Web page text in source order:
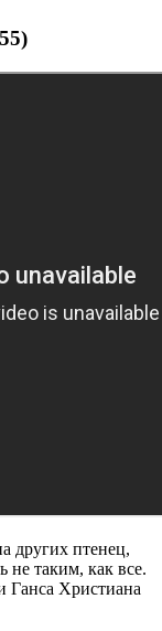
других птенец,
не таким, как все.
Ганса Христиана